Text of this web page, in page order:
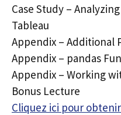
Case Study –
Tableau
Appendix – Additional
Appendix – pandas
Appendix – Working
Bonus Lecture
Cliquez ici pour